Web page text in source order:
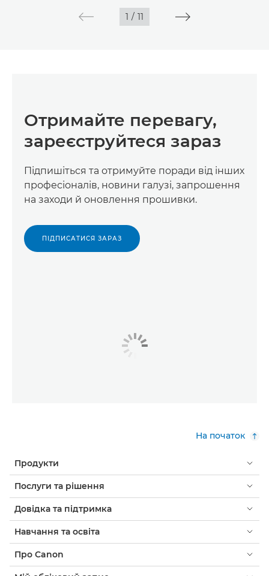
1 / 11
Отримайте перевагу,
зареєструйтеся зараз
Підпишіться та отримуйте поради від інших
професіоналів, новини галузі, запрошення
на заходи й оновлення прошивки.
ПІДПИСАТИСЯ ЗАРАЗ
На початок
Продукти
Послуги та рішення
Довідка та підтримка
Навчання та освіта
Про Canon